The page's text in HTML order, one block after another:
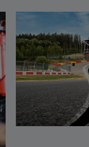
introduzidas em
Lubricants já
as satisfazer.
Este artigo explica
o que está a mudar
GF-6 e como os
ajudá-lo na oficina.